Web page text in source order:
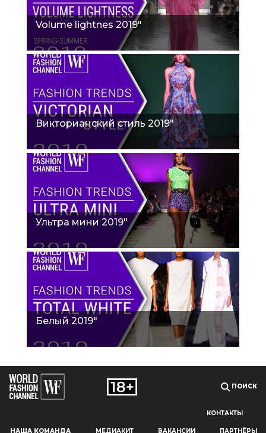
Наш сайт использует файлы cookie и похожие технологии,
Volume lightnes 2019"
Викторианский стиль 2019"
Ультра мини 2019"
Белый 2019"
ПОИСК
КОНТАКТЫ
НАША КОМАНДА МЕДИАКИТ ВАКАНСИИ ПАРТНЁРЫ